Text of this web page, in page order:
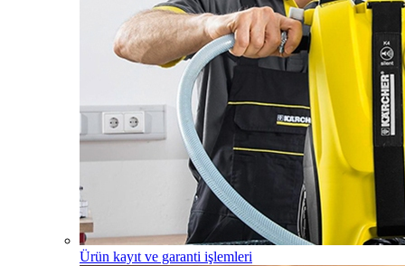
Ürün kayıt ve garanti işlemleri